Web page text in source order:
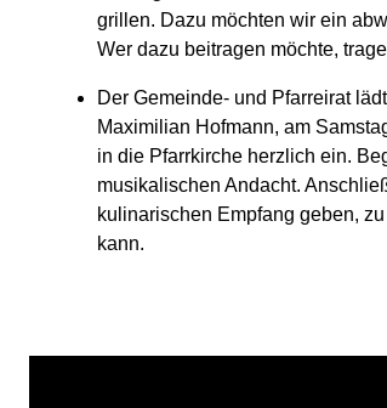
grillen. Dazu möchten wir ein
Wer dazu beitragen möchte,
Der Gemeinde- und Pfarreirat
Maximilian Hofmann, am
in die Pfarrkirche herzlich ein.
musikalischen Andacht.
kulinarischen Empfang geben,
kann.